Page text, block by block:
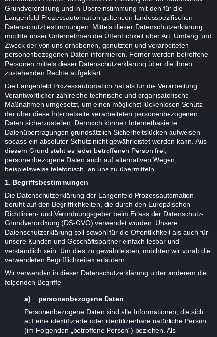
Grundverordnung und in Übereinstimmung mit den für die
Langenfeld Prozessautomation geltenden landesspezifischen
Datenschutzbestimmungen. Mittels dieser Datenschutzerklärung
möchte unser Unternehmen die Öffentlichkeit über Art, Umfang und
Zweck der von uns erhobenen, genutzten und verarbeiteten
personenbezogenen Daten informieren. Ferner werden betroffene
Personen mittels dieser Datenschutzerklärung über die ihnen
zustehenden Rechte aufgeklärt.
Die Langenfeld Prozessautomation hat als für die Verarbeitung
Verantwortlicher zahlreiche technische und organisatorische
Maßnahmen umgesetzt, um einen möglichst lückenlosen Schutz
der über diese Internetseite verarbeiteten personenbezogenen
Daten sicherzustellen. Dennoch können Internetbasierte
Datenübertragungen grundsätzlich Sicherheitslücken aufweisen,
sodass ein absoluter Schutz nicht gewährleistet werden kann. Aus
diesem Grund steht es jeder betroffenen Person frei,
personenbezogene Daten auch auf alternativen Wegen,
beispielsweise telefonisch, an uns zu übermitteln.
1. Begriffsbestimmungen
Die Datenschutzerklärung der Langenfeld Prozessautomation
beruht auf den Begrifflichkeiten, die durch den Europäischen
Richtlinien- und Verordnungsgeber beim Erlass der Datenschutz-
Grundverordnung (DS-GVO) verwendet wurden. Unsere
Datenschutzerklärung soll sowohl für die Öffentlichkeit als auch für
unsere Kunden und Geschäftspartner einfach lesbar und
verständlich sein. Um dies zu gewährleisten, möchten wir vorab die
verwendeten Begrifflichkeiten erläutern.
Wir verwenden in dieser Datenschutzerklärung unter anderem die
folgenden Begriffe:
a) personenbezogene Daten
Personenbezogene Daten sind alle Informationen, die sich
auf eine identifizierte oder identifizierbare natürliche Person
(im Folgenden „betroffene Person“) beziehen. Als